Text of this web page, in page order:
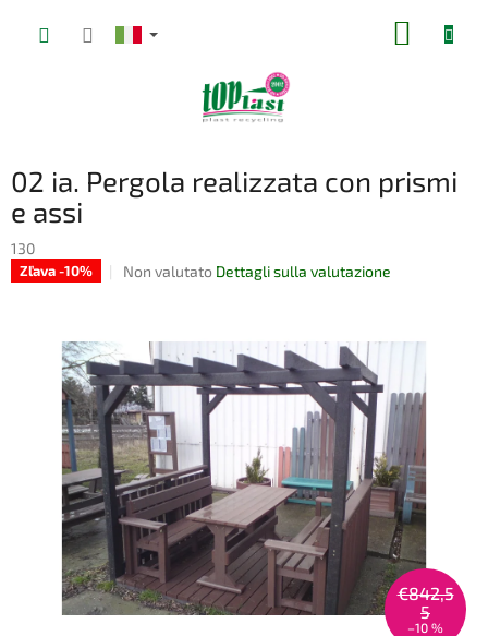
02 ia. Pergola realizzata con prismi
e assi
130
Zľava -10%
La
prodotto
è
0,0
su
5
stelle.
Non valutato Dettagli sulla valutazione
€842,5
5
–10 %